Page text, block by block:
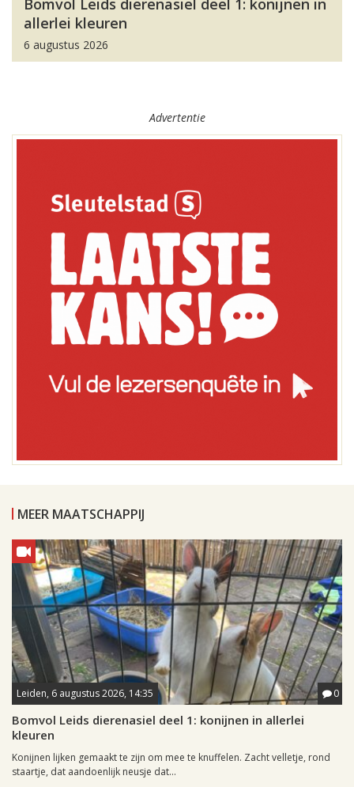
Bomvol Leids dierenasiel deel 1: konijnen in
allerlei kleuren
6 augustus 2026
Advertentie
MEER MAATSCHAPPIJ
Leiden, 6 augustus 2026, 14:35 0
Bomvol Leids dierenasiel deel 1: konijnen in allerlei
kleuren
Konijnen lijken gemaakt te zijn om mee te knuffelen. Zacht velletje, rond
staartje, dat aandoenlijk neusje dat...